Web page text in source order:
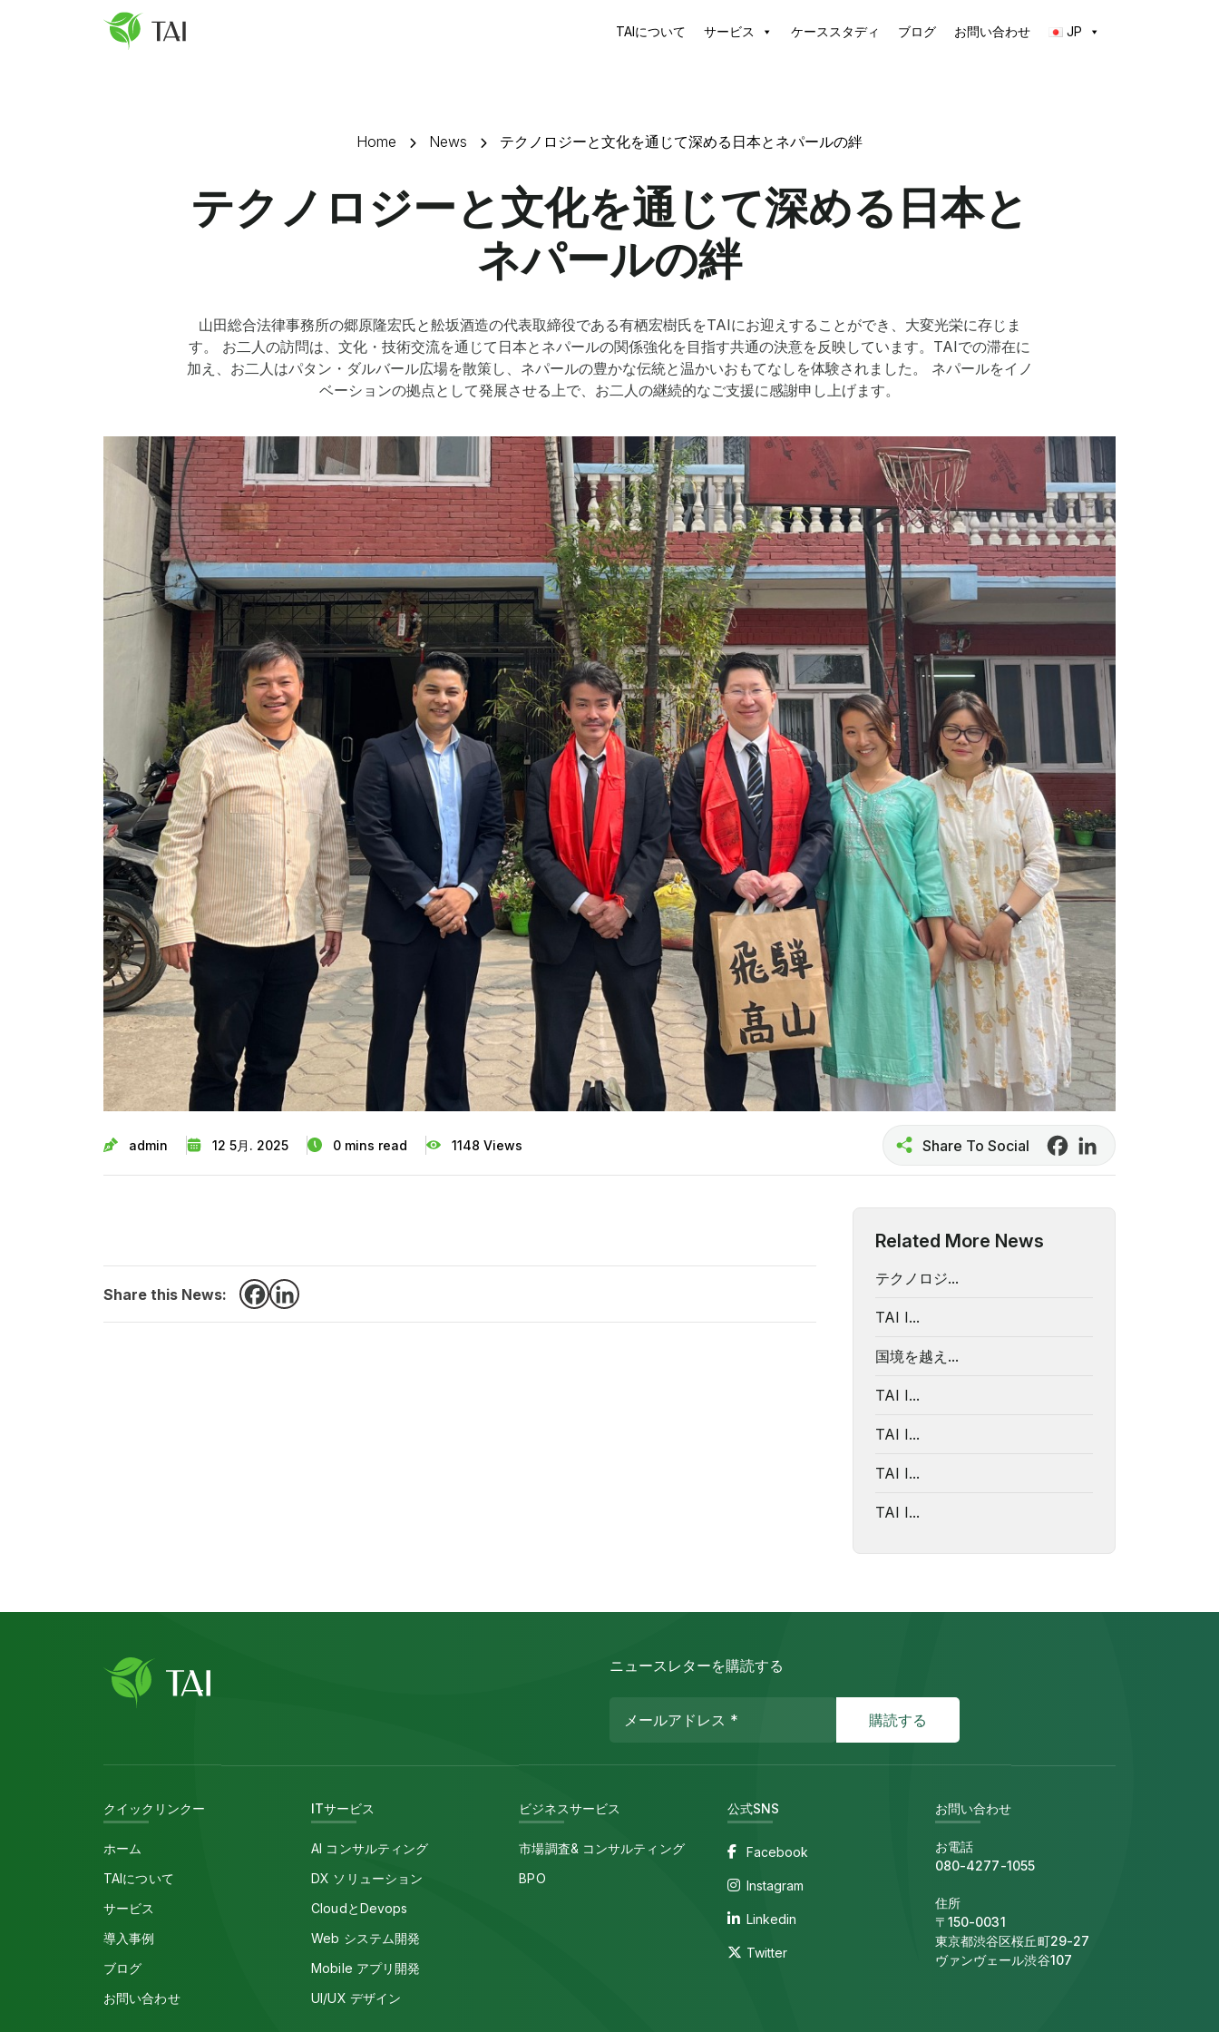
TAIについて サービス ケーススタディ ブログ お問い合わせ JP
Home News テクノロジーと文化を通じて深める日本とネパールの絆
テクノロジーと文化を通じて深める日本と
ネパールの絆
山田総合法律事務所の郷原隆宏氏と舩坂酒造の代表取締役である有栖宏樹氏をTAIにお迎えすることができ、大変光栄に存じま
す。 お二人の訪問は、文化・技術交流を通じて日本とネパールの関係強化を目指す共通の決意を反映しています。TAIでの滞在に
加え、お二人はパタン・ダルバール広場を散策し、ネパールの豊かな伝統と温かいおもてなしを体験されました。 ネパールをイノ
ベーションの拠点として発展させる上で、お二人の継続的なご支援に感謝申し上げます。
admin 12 5月. 2025 0 mins read 1148 Views Share To Social
Facebook
LinkedIn
Share this News:
Facebook
LinkedIn
Related More News
テクノロジ...
TAI I...
国境を越え...
TAI I...
TAI I...
TAI I...
TAI I...
ニュースレターを購読する
クイックリンクー
ホーム
TAIについて
サービス
導入事例
ブログ
お問い合わせ
ITサービス
AI コンサルティング
DX ソリューション
CloudとDevops
Web システム開発
Mobile アプリ開発
UI/UX デザイン
ビジネスサービス
市場調査& コンサルティング
BPO
公式SNS
Facebook
Instagram
Linkedin
Twitter
お問い合わせ
お電話
080-4277-1055
住所
〒150-0031
東京都渋谷区桜丘町29-27
ヴァンヴェール渋谷107